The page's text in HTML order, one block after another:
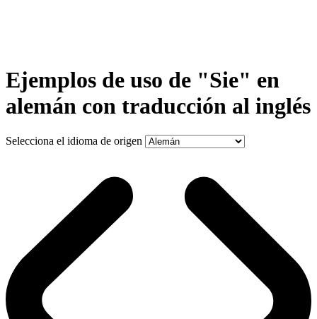
Ejemplos de uso de "Sie" en
alemán con traducción al inglés
Selecciona el idioma de origen